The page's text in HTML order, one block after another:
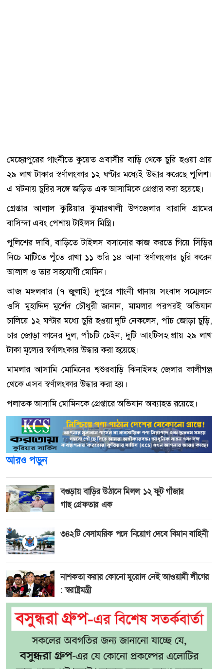
মেহেরপুরের গাংনীতে কুয়েত প্রবাসীর বাড়ি থেকে চুরি হওয়া প্রায়
২৯ লাখ টাকার স্বর্ণালংকার ১২ ঘণ্টার মধ্যেই উদ্ধার করেছে পুলিশ।
এ ঘটনায় চুরির সঙ্গে জড়িত এক আসামিকে গ্রেপ্তার করা হয়েছে।
গ্রেপ্তার আলাল কুষ্টিয়ার কুমারখালী উপজেলার বারাদি গ্রামের
বাসিন্দা এবং পেশায় টাইলস মিস্ত্রি।
পুলিশের দাবি, বাড়িতে টাইলস বসানোর কাজ করতে গিয়ে সিঁড়ির
নিচে মাটিতে পুঁতে রাখা ১১ ভরি ১৪ আনা স্বর্ণালংকার চুরি করেন
আলাল ও তার সহযোগী মোমিন।
আজ মঙ্গলবার (৭ জুলাই) দুপুরে গাংনী থানায় সংবাদ সম্মেলনে
ওসি মুহাদ্দিদ মুর্শেদ চৌধুরী জানান, মামলার পরপরই অভিযান
চালিয়ে ১২ ঘণ্টার মধ্যে চুরি হওয়া দুটি নেকলেস, পাঁচ জোড়া চুড়ি,
চার জোড়া কানের দুল, পাঁচটি চেইন, দুটি আংটিসহ প্রায় ২৯ লাখ
টাকা মূল্যের স্বর্ণালংকার উদ্ধার করা হয়েছে।
মামলার আসামি মোমিনের শ্বশুরবাড়ি ঝিনাইদহ জেলার কালীগঞ্জ
থেকে এসব স্বর্ণালংকার উদ্ধার করা হয়।
পলাতক আসামি মোমিনকে গ্রেপ্তারে অভিযান অব্যাহত রয়েছে।
আরও পড়ুন
বগুড়ায় বাড়ির উঠানে মিলল ১২ ফুট গাঁজার
গাছ গ্রেফতার এক
৩৪২টি বেসামরিক পদে নিয়োগ দেবে বিমান বাহিনী
নাশকতা করার কোনো মুরোদ নেই আওয়ামী লীগের
: স্বরাষ্ট্রমন্ত্রী